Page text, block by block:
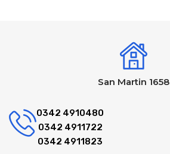
San Martin 1658
0342 4910480
0342 4911722
0342 4911823